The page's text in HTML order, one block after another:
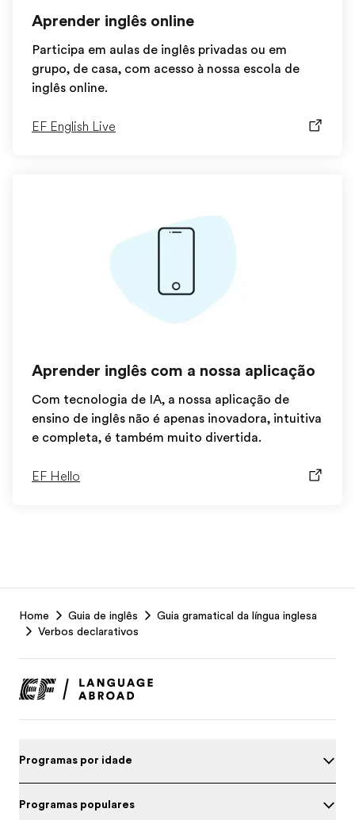
Aprender inglês online
Participa em aulas de inglês privadas ou em
grupo, de casa, com acesso à nossa escola de
inglês online.
EF English Live
Aprender inglês com a nossa aplicação
Com tecnologia de IA, a nossa aplicação de
ensino de inglês não é apenas inovadora, intuitiva
e completa, é também muito divertida.
EF Hello
Footer
Home Guia de inglês
Guia gramatical da língua inglesa
Verbos declarativos
Programas por idade
Programas populares